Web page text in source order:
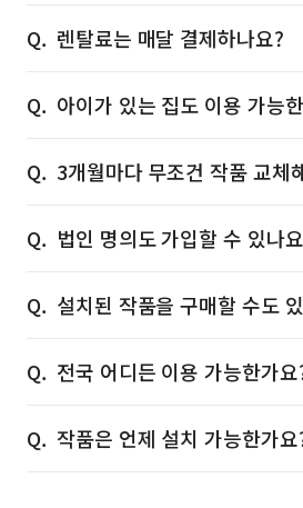
렌탈료는 매달 결제하나요?
아이가 있는 집도 이용 가능
3개월마다 무조건 작품 교체
법인 명의도 가입할 수 있나
설치된 작품을 구매할 수도
전국 어디든 이용 가능한가요
작품은 언제 설치 가능한가요